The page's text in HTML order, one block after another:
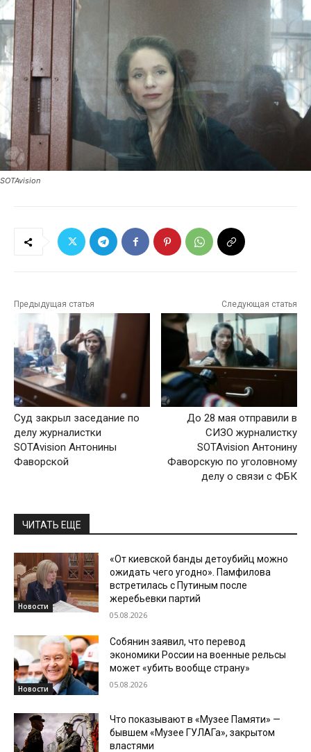
SOTAvision
Предыдущая статья
Суд закрыл заседание по
делу журналистки
SOTAvision Антонины
Фаворской
Следующая статья
До 28 мая отправили в
СИЗО журналистку
SOTAvision Антонину
Фаворскую по уголовному
делу о связи с ФБК
ЧИТАТЬ ЕЩЕ
Новости
«От киевской банды детоубийц можно
ожидать чего угодно». Памфилова
встретилась с Путиным после
жеребьевки партий
05.08.2026
Новости
Собянин заявил, что перевод
экономики России на военные рельсы
может «убить вообще страну»
05.08.2026
Что показывают в «Музее Памяти» —
бывшем «Музее ГУЛАГа», закрытом
властями